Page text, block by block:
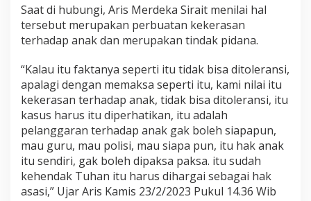
m
t
B
n
t
k
K
e
k
e
r
a
s
Saat di hubungi, Aris Merdeka Sirait menilai hal
tersebut merupakan perbuatan kekerasan
terhadap anak dan merupakan tindak pidana.
“Kalau itu faktanya seperti itu tidak bisa ditoleransi,
apalagi dengan memaksa seperti itu, kami nilai itu
kekerasan terhadap anak, tidak bisa ditoleransi, itu
kasus harus itu diperhatikan, itu adalah
pelanggaran terhadap anak gak boleh siapapun,
mau guru, mau polisi, mau siapa pun, itu hak anak
itu sendiri, gak boleh dipaksa paksa. itu sudah
kehendak Tuhan itu harus dihargai sebagai hak
asasi,” Ujar Aris Kamis 23/2/2023 Pukul 14.36 Wib